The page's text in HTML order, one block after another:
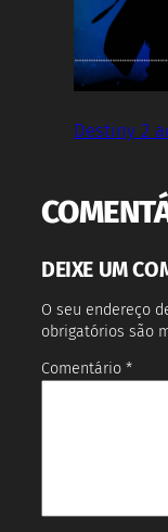
Destiny 2
DEIXE UM
O seu endereço
obrigatórios são
Comentário *